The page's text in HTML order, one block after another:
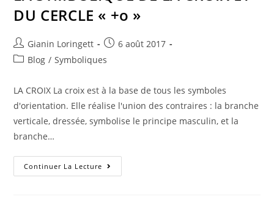
DU CERCLE « +o »
Gianin Loringett
6 août 2017
Blog / Symboliques
LA CROIX La croix est à la base de tous les symboles
d'orientation. Elle réalise l'union des contraires : la branche
verticale, dressée, symbolise le principe masculin, et la
branche…
Continuer La Lecture